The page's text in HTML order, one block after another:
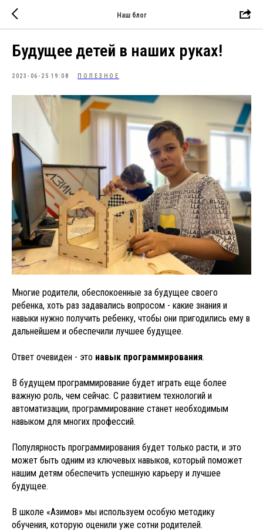
Наш блог
Будущее детей в наших руках!
2023-06-25 19:08 ПОЛЕЗНОЕ
Многие родители, обеспокоенные за будущее своего
ребенка, хоть раз задавались вопросом - какие знания и
навыки нужно получить ребенку, чтобы они пригодились ему в
дальнейшем и обеспечили лучшее будущее.
Ответ очевиден - это навык программирования.
В будущем программирование будет играть еще более
важную роль, чем сейчас. С развитием технологий и
автоматизации, программирование станет необходимым
навыком для многих профессий.
Популярность программирования будет только расти, и это
может быть одним из ключевых навыков, который поможет
нашим детям обеспечить успешную карьеру и лучшее
будущее.
В школе «Азимов» мы используем особую методику
обучения, которую оценили уже сотни родителей.